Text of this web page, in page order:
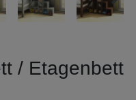
/ Etagenbett